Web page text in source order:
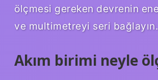
ölçmesi gereken devrenin
ve multimetreyi seri bağlayın.
Akım birimi neyle